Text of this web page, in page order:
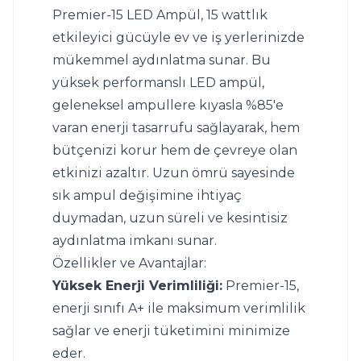
Premier-15 LED Ampül, 15 wattlık
etkileyici gücüyle ev ve iş yerlerinizde
mükemmel aydınlatma sunar. Bu
yüksek performanslı LED ampül,
geleneksel ampullere kıyasla %85'e
varan enerji tasarrufu sağlayarak, hem
bütçenizi korur hem de çevreye olan
etkinizi azaltır. Uzun ömrü sayesinde
sık ampul değişimine ihtiyaç
duymadan, uzun süreli ve kesintisiz
aydınlatma imkanı sunar.
Özellikler ve Avantajlar:
Yüksek Enerji Verimliliği: Premier-15,
enerji sınıfı A+ ile maksimum verimlilik
sağlar ve enerji tüketimini minimize
eder.